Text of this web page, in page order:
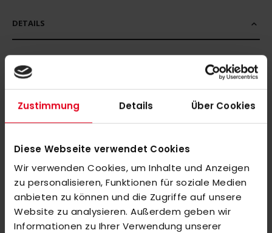
Zustimmung Details Über Cookies
Diese Webseite verwendet Cookies
Wir verwenden Cookies, um Inhalte und Anzeigen
zu personalisieren, Funktionen für soziale Medien
anbieten zu können und die Zugriffe auf unsere
Website zu analysieren. Außerdem geben wir
Informationen zu Ihrer Verwendung unserer
DETAILS
adidas M 3S SJ Tee white
MEHR INFORMATIONEN
ÄHNLICHE PRODUKTE
Markieren Sie die Artikel, um Sie dem Warenkorb hinzuzufügen
oderAlle auswählen
adidas Zone Dox 2.2 yellow